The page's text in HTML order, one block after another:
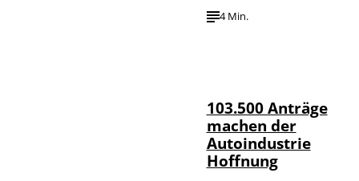
4 Min.
103.500 Anträge
machen der
Autoindustrie
Hoffnung